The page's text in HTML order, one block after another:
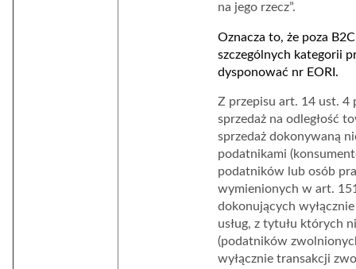
na jego rzecz”.
Oznacza to, że poza
szczególnych kategorii
dysponować nr EORI.
Z przepisu art. 14 ust. 4
sprzedaż na odległość
sprzedaż dokonywaną
podatnikami
podatników lub osób
wymienionych w art.
dokonujących
usług, z tytułu których
(podatników
wyłącznie transakcji